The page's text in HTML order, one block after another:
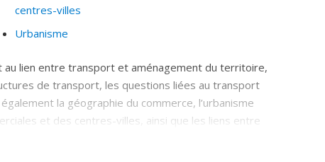
centres-villes
Urbanisme
au lien entre transport et aménagement du territoire,
de transport, les questions liées au transport
la géographie du commerce, l’urbanisme
et des centres-villes, ainsi que les liens entre
à travers la question du télétravail.